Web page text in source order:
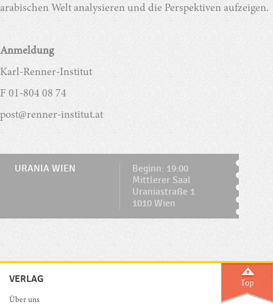
arabischen Welt analysieren und die Perspektiven aufzeigen.
Anmeldung
Karl-Renner-Institut
F 01-804 08 74
post@renner-institut.at
URANIA WIEN
Beginn: 19:00
Mittlerer Saal
Uraniastraße 1
1010 Wien
VERLAG
Über uns